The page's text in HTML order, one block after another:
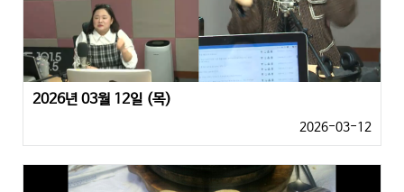
2026년 03월 12일 (목)
2026-03-12